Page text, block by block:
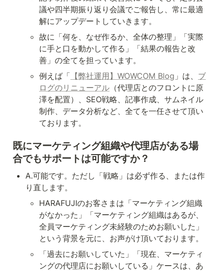
議や四半期振り返り会議でご報告し、常に最適
解にアップデートしていきます。
故に「何を、なぜ作るか、全体の整理」「実際
に手と口を動かして作る」「結果の報告と改
善」の全てを担っています。
例えば「 【弊社運用】WOWCOM Blog 」は、 ブ
ログのリニューアル （代理店とのフロントに原
澤を配置）、SEO戦略、記事作成、サムネイル
制作、データ分析など、全てを一任させて頂い
ております。
既にマーケティング組織や代理店がある場
合でもサポートは可能ですか？
A.可能です。ただし「戦略」は必ず作る、または作
り直します。
HARAFUJIのお客さまは「マーケティング組織
がなかった」「マーケティング組織はあるが、
全員マーケティング未経験のためお願いした」
という背景を元に、お声がけ頂いております。
「過去にお願いしていた」「現在、マーケティ
ングの代理店にお願いしている」ケースは、あ